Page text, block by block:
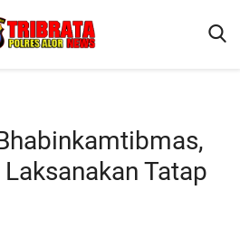
Tatap